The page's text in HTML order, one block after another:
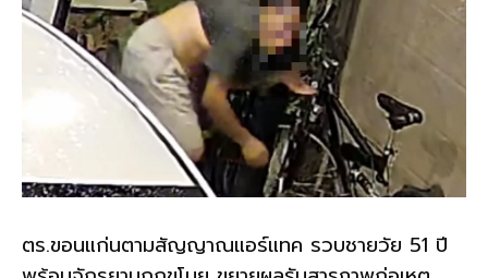
ตร.ขอนแก่นตามสัญญาณแอร์แทค รวบชายวัย 51 ปี